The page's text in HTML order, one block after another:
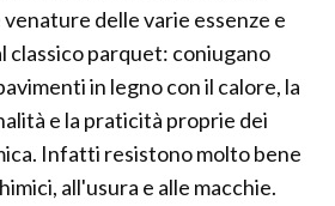
delle varie essenze e
classico parquet: coniugano
in legno con il calore, la
e la praticità proprie dei
Infatti resistono molto bene
all'usura e alle macchie.